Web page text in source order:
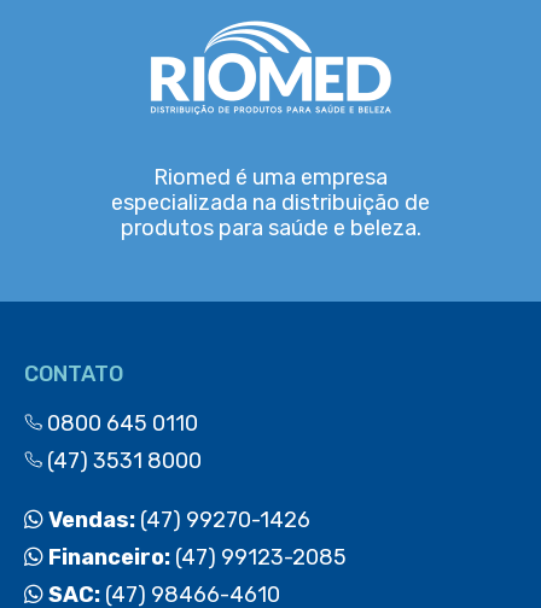
Riomed é uma empresa
especializada na distribuição de
produtos para saúde e beleza.
CONTATO
0800 645 0110
(47) 3531 8000
Vendas: (47) 99270-1426
Financeiro: (47) 99123-2085
SAC: (47) 98466-4610